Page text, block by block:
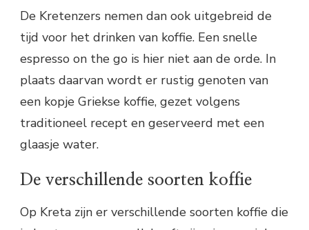
De Kretenzers nemen dan ook uitgebreid de
tijd voor het drinken van koffie. Een snelle
espresso on the go is hier niet aan de orde. In
plaats daarvan wordt er rustig genoten van
een kopje Griekse koffie, gezet volgens
traditioneel recept en geserveerd met een
glaasje water.
De verschillende soorten koffie
Op Kreta zijn er verschillende soorten koffie die